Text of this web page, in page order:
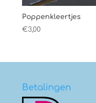
Poppenkleertjes
€3,00
Betalingen